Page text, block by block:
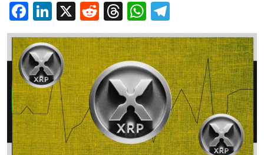
F
a
c
e
b
o
o
k
Li
n
k
e
dI
n
X
R
e
d
di
t
T
hr
e
a
d
s
W
h
at
s
A
p
p
el
e
gr
a
m